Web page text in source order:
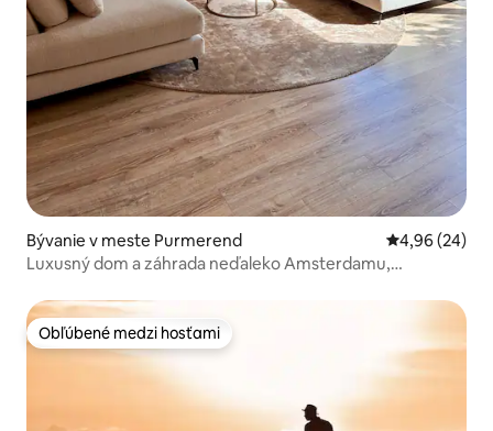
Bývanie v meste Purmerend Priemerné
4,96 (24)
Luxusný dom a záhrada neďaleko Amsterdamu,
Obľúbené medzi hosťami
Obľúbené medzi hosťami